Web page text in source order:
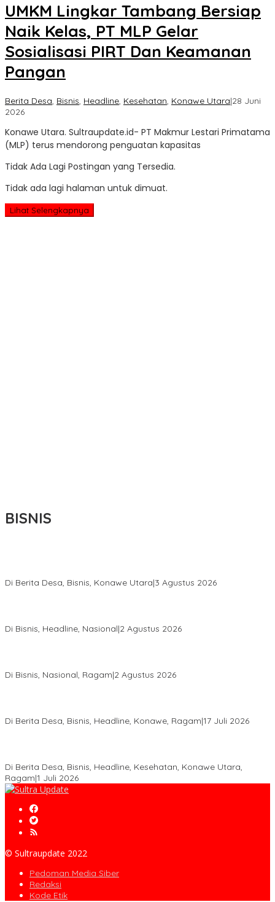
UMKM Lingkar Tambang Bersiap
Naik Kelas, PT MLP Gelar
Sosialisasi PIRT Dan Keamanan
Pangan
Berita Desa, Bisnis, Headline, Kesehatan, Konawe Utara|28 Juni
2026oleh
Update
Konawe Utara. Sultraupdate.id- PT Makmur Lestari Primatama
(MLP) terus mendorong penguatan kapasitas
Tidak Ada Lagi Postingan yang Tersedia.
Tidak ada lagi halaman untuk dimuat.
Lihat Selengkapnya
BISNIS
Di Berita Desa, Bisnis, Konawe Utara|3 Agustus 2026
Di Bisnis, Headline, Nasional|2 Agustus 2026
Di Bisnis, Nasional, Ragam|2 Agustus 2026
Di Berita Desa, Bisnis, Headline, Konawe, Ragam|17 Juli 2026
Di Berita Desa, Bisnis, Headline, Kesehatan, Konawe Utara,
Ragam|1 Juli 2026
© Sultraupdate 2022
Pedoman Media Siber
Redaksi
Kode Etik